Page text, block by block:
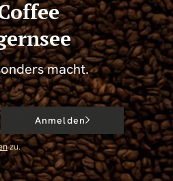
macht.
Anmelden
zu.